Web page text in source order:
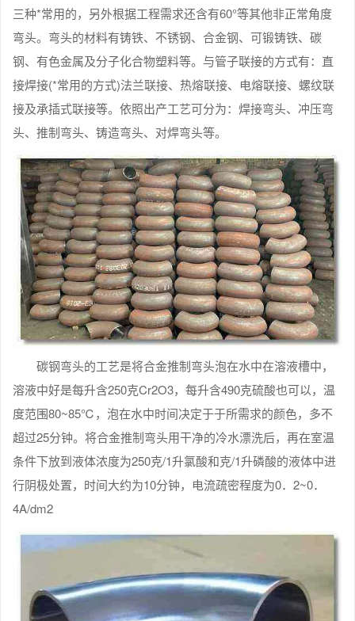
三种*常用的，另外根据工程需求还含有60°等其他非正常角度
弯头。弯头的材料有铸铁、不锈钢、合金钢、可锻铸铁、碳
钢、有色金属及分子化合物塑料等。与管子联接的方式有：直
接焊接(*常用的方式)法兰联接、热熔联接、电熔联接、螺纹联
接及承插式联接等。依照出产工艺可分为：焊接弯头、冲压弯
头、推制弯头、铸造弯头、对焊弯头等。
碳钢弯头的工艺是将合金推制弯头泡在水中在溶液槽中，
溶液中好是每升含250克Cr2O3，每升含490克硫酸也可以，温
度范围80~85℃，泡在水中时间决定于于所需求的颜色，多不
超过25分钟。将合金推制弯头用干净的冷水漂洗后，再在室温
条件下放到液体浓度为250克/1升氯酸和克/1升磷酸的液体中进
行阴极处置，时间大约为10分钟，电流疏密程度为0．2~0．
4A/dm2